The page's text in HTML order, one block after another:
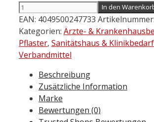
Hartmann
OMNIPOR
Fixierpflaster
Vlies
1,25
Menge
In den
EAN: 4049500247733 Artikelnummer:
Kategorien: Ärzte- &
Pflaster, Sanitätshaus & Klinikbedarf
Verbandmittel
Beschreibung
Zusätzliche Information
Marke
Bewertungen (0)